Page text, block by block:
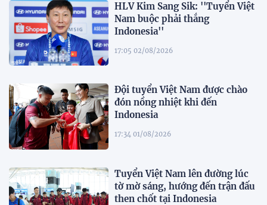
HLV Kim Sang Sik: ''Tuyển Việt
Nam buộc phải thắng
Indonesia''
17:05 02/08/2026
Đội tuyển Việt Nam được chào
đón nồng nhiệt khi đến
Indonesia
17:34 01/08/2026
Tuyển Việt Nam lên đường lúc
tờ mờ sáng, hướng đến trận đấu
then chốt tại Indonesia